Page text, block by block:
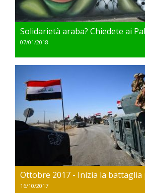
Solidarietà araba? Chiedete ai
07/01/2018
Ottobre 2017 - Inizia la
16/10/2017